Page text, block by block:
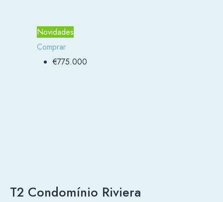
Novidades
Comprar
€775.000
T2 Condomínio Riviera